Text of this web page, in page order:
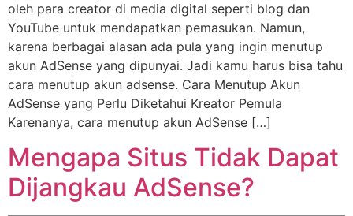
oleh para creator di media digital seperti blog dan
YouTube untuk mendapatkan pemasukan. Namun,
karena berbagai alasan ada pula yang ingin menutup
akun AdSense yang dipunyai. Jadi kamu harus bisa tahu
cara menutup akun adsense. Cara Menutup Akun
AdSense yang Perlu Diketahui Kreator Pemula
Karenanya, cara menutup akun AdSense […]
Mengapa Situs Tidak Dapat
Dijangkau AdSense?